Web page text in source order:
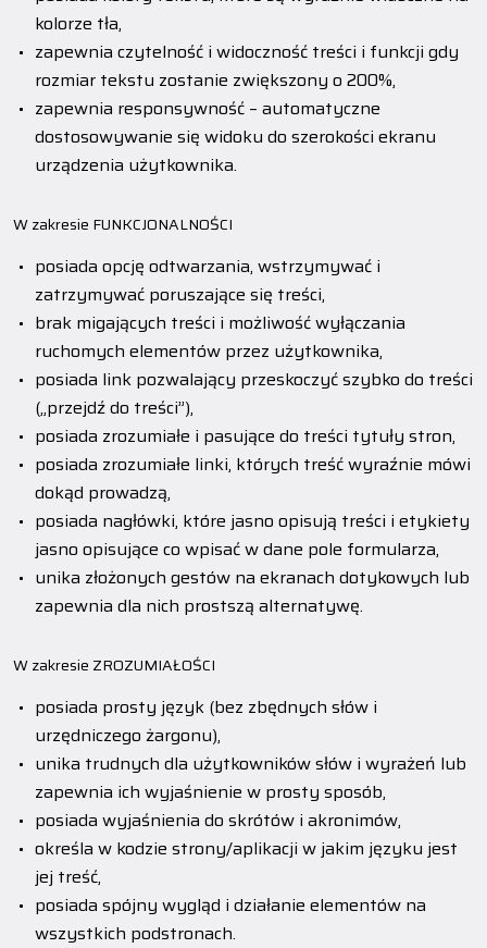
kolorze tła,
zapewnia czytelność i widoczność treści i funkcji gdy
rozmiar tekstu zostanie zwiększony o 200%,
zapewnia responsywność – automatyczne
dostosowywanie się widoku do szerokości ekranu
urządzenia użytkownika.
W zakresie FUNKCJONALNOŚCI
posiada opcję odtwarzania, wstrzymywać i
zatrzymywać poruszające się treści,
brak migających treści i możliwość wyłączania
ruchomych elementów przez użytkownika,
posiada link pozwalający przeskoczyć szybko do treści
(„przejdź do treści”),
posiada zrozumiałe i pasujące do treści tytuły stron,
posiada zrozumiałe linki, których treść wyraźnie mówi
dokąd prowadzą,
posiada nagłówki, które jasno opisują treści i etykiety
jasno opisujące co wpisać w dane pole formularza,
unika złożonych gestów na ekranach dotykowych lub
zapewnia dla nich prostszą alternatywę.
W zakresie ZROZUMIAŁOŚCI
posiada prosty język (bez zbędnych słów i
urzędniczego żargonu),
unika trudnych dla użytkowników słów i wyrażeń lub
zapewnia ich wyjaśnienie w prosty sposób,
posiada wyjaśnienia do skrótów i akronimów,
określa w kodzie strony/aplikacji w jakim języku jest
jej treść,
posiada spójny wygląd i działanie elementów na
wszystkich podstronach.